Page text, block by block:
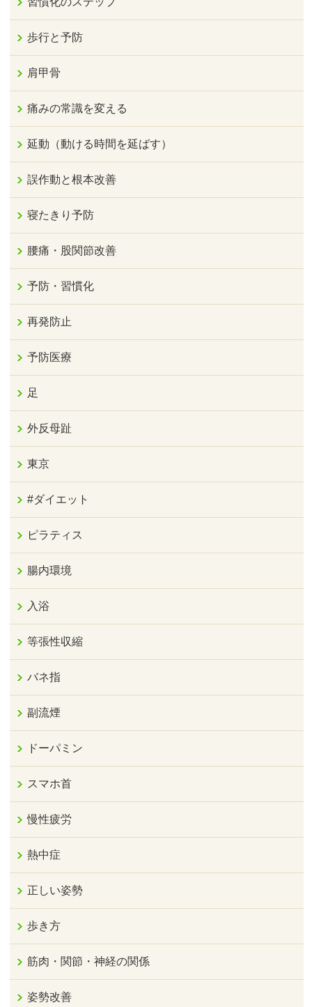
歩行と予防
肩甲骨
痛みの常識を変える
延動（動ける時間を延ばす）
誤作動と根本改善
寝たきり予防
腰痛・股関節改善
予防・習慣化
再発防止
予防医療
足
外反母趾
東京
#ダイエット
ピラティス
腸内環境
入浴
等張性収縮
バネ指
副流煙
ドーパミン
スマホ首
慢性疲労
熱中症
正しい姿勢
歩き方
筋肉・関節・神経の関係
姿勢改善